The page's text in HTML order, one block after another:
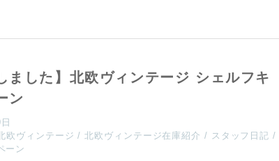
ました】北欧ヴィンテージ シェルフキ
ン
欧ヴィンテージ 北欧ヴィンテージ在庫紹介
スタッフ日記
ーン